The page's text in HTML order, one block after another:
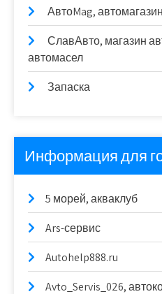
АвтоMag, автомагазин
СлавАвто, магазин
автомасел
Запаска
Информация для
5 морей, акваклуб
Ars-сервис
Autohelp888.ru
Avto_Servis_026,